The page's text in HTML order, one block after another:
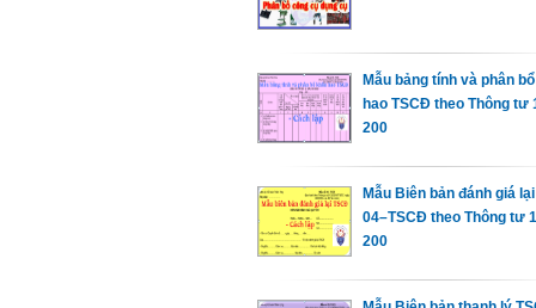
Mẫu bảng tính và phân
hao TSCĐ theo Thông tư
200
Mẫu Biên bản đánh giá
04–TSCĐ theo Thông tư
200